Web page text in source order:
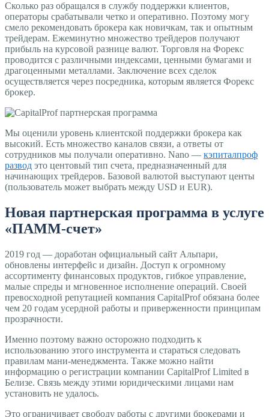
Сколько раз обращался в службу поддержки клиентов,
операторы срабатывали четко и оперативно. Поэтому могу
смело рекомендовать брокера как новичкам, так и опытным
трейдерам. Ежеминутно множество трейдеров получают
прибыль на курсовой разнице валют. Торговля на Форекс
проводится с различными индексами, ценными бумагами и
драгоценными металлами. Заключение всех сделок
осуществляется через посредника, которым является Форекс
брокер.
Мы оценили уровень клиентской поддержки брокера как
высокий. Есть множество каналов связи, а ответы от
сотрудников мы получали оперативно. Nano — кэпиталпроф
развод это центовый тип счета, предназначенный для
начинающих трейдеров. Базовой валютой выступают центы
(пользователь может выбрать между USD и EUR).
Новая партнерская программа в услуге
«ПАММ-счет»
2019 год — доработан официальный сайт Альпари,
обновлены интерфейс и дизайн. Доступ к огромному
ассортименту финансовых продуктов, гибкое управление,
малые спреды и мгновенное исполнение операций. Своей
превосходной репутацией компания CapitalProf обязана более
чем 20 годам усердной работы и приверженности принципам
прозрачности.
Именно поэтому важно осторожно подходить к
использованию этого инструмента и стараться следовать
правилам мани-менеджмента. Также можно найти
информацию о регистрации компании CapitalProf Limited в
Белизе. Связь между этими юридическими лицами нам
установить не удалось.
Это ограничивает свободу работы с другими брокерами и